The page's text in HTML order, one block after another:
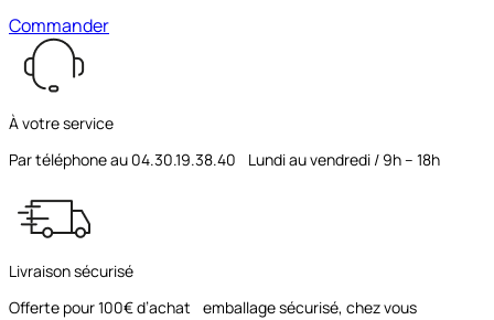
Commander
À votre service
Par téléphone au 04.30.19.38.40 Lundi au vendredi / 9h – 18h
Livraison sécurisé
Offerte pour 100€ d’achat emballage sécurisé, chez vous